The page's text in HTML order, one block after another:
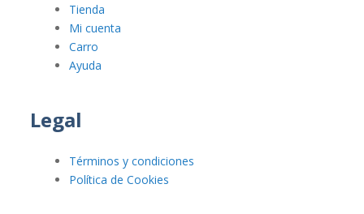
Tienda
Mi cuenta
Carro
Ayuda
Legal
Términos y condiciones
Política de Cookies